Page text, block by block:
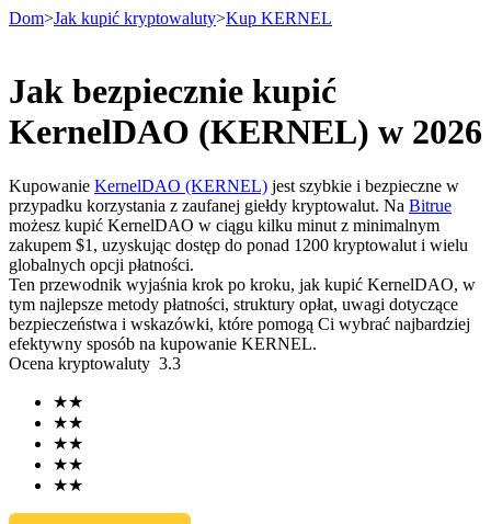
Kontrakty terminowe
Kontrakty terminowe na USDT
Kontrakty futures wykorzystujące USDT jako zabezpieczenie
Dom>Jak kupić kryptowaluty>Kup KERNEL
Jak bezpiecznie kupić
KernelDAO (KERNEL) w 2026
Kupowanie KernelDAO (KERNEL) jest szybkie i bezpieczne w
przypadku korzystania z zaufanej giełdy kryptowalut. Na Bitrue
możesz kupić KernelDAO w ciągu kilku minut z minimalnym
zakupem $1, uzyskując dostęp do ponad 1200 kryptowalut i wielu
globalnych opcji płatności.
Ten przewodnik wyjaśnia krok po kroku, jak kupić KernelDAO, w
tym najlepsze metody płatności, struktury opłat, uwagi dotyczące
bezpieczeństwa i wskazówki, które pomogą Ci wybrać najbardziej
efektywny sposób na kupowanie KERNEL.
Ocena kryptowaluty 3.3
★★
★★
★★
★★
★★